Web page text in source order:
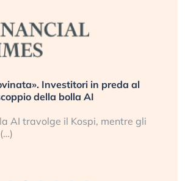
Investitori in preda al
della bolla AI
AI travolge il Kospi, mentre gli